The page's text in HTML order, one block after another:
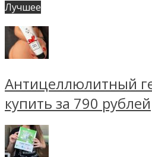
Лучшее
Антицеллюлитный
купить за 790 рублей